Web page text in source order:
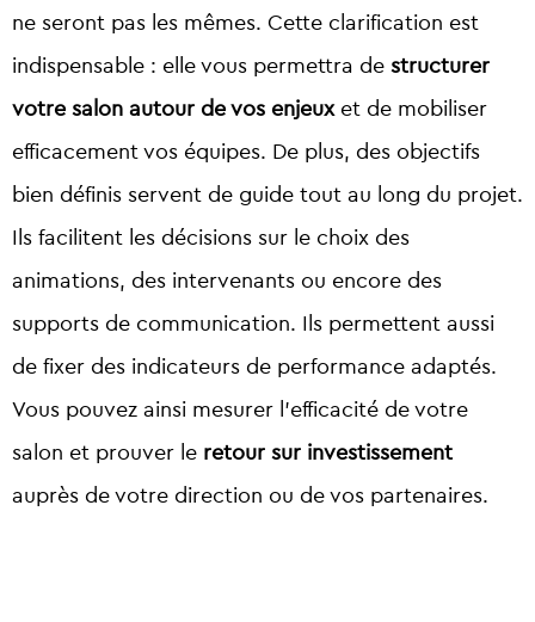
ne seront pas les mêmes. Cette clarification est
indispensable : elle vous permettra de structurer
votre salon autour de vos enjeuxet de mobiliser
efficacement vos équipes. De plus, des objectifs
bien définis servent de guide tout au long du projet.
Ils facilitent les décisions sur le choix des
animations, des intervenants ou encore des
supports de communication. Ils permettent aussi
de fixer des indicateurs de performance adaptés.
Vous pouvez ainsi mesurer l’efficacité de votre
salon et prouver le retour sur investissement
auprès de votre direction ou de vos partenaires.